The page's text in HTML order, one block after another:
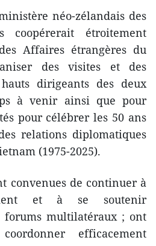
néo-zélandais des
coopérerait étroitement
Affaires étrangères du
des visites et des
dirigeants des deux
à venir ainsi que pour
pour célébrer les 50 ans
relations diplomatiques
(1975-2025).
convenues de continuer à
et à se soutenir
forums multilatéraux ; ont
efficacement